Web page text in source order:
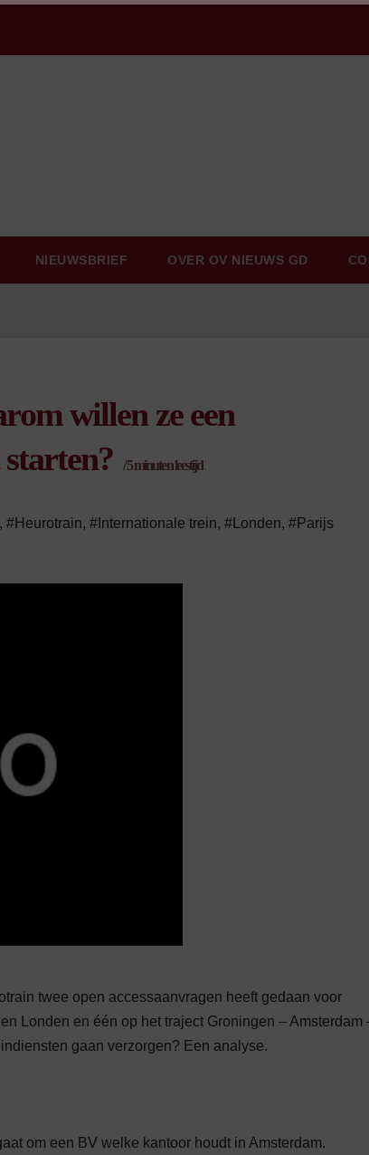
NIEUWSBRIEF OVER OV NIEUWS GD
willen ze een
/5minuten leestijd
, #Heurotrain, #Internationale trein, #Londen, #Parijs
twee open accessaanvragen heeft gedaan voor
Londen en één op het traject Groningen – Amsterdam
gaan verzorgen? Een analyse.
om een BV welke kantoor houdt in Amsterdam.